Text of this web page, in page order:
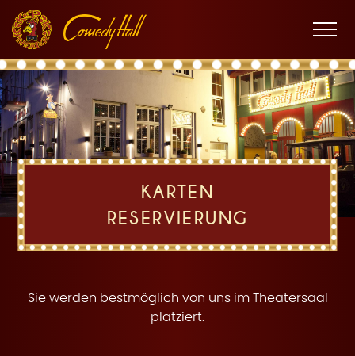
Hauptnavigation
Inhalt
Fußnavigation
K
a
r
Menü
KARTEN
RESERVIERUNG
Sie werden bestmöglich von uns im Theatersaal
platziert.